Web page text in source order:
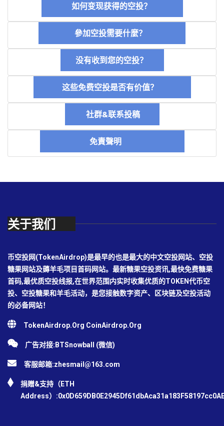
如何变现获得的空投？
參加空投需要什麼？
没有收到您的空投？
这些免费空投是否有价值？
社群&联系投稿
免責聲明
关于我们
币空投网(TokenAirdrop)是最早的也是最大的中文空投网站、空投
糖果网站及薅羊毛项目首码网站。最新糖果空投资讯,最快免费糖果
首码,最优质空投线报,在世界范围内实时收集优质的TOKEN代币空
投、空投糖果和羊毛活动，是您接触数字资产、区块链及空投活动
的必备网站！
TokenAirdrop.Org CoinAirdrop.Org
广告对接:BTSnowball (微信)
客服邮箱:zhesmail@163.com
捐赠&支持（ETH
Address）